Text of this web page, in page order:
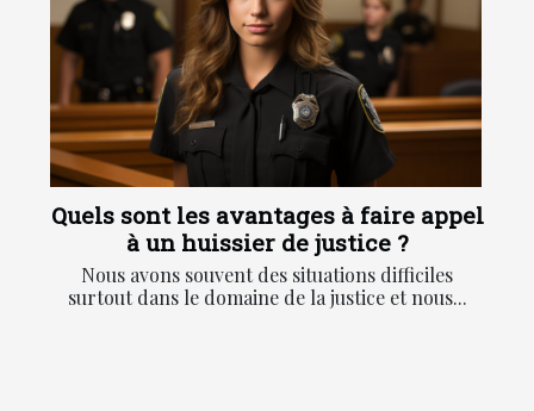
Quels sont les avantages à faire appel
à un huissier de justice ?
Nous avons souvent des situations difficiles
surtout dans le domaine de la justice et nous...